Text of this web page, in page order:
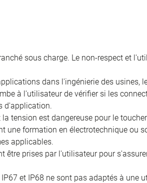
sous charge. Le non-respect et
dans l'ingénierie des usines,
à l'utilisateur de vérifier si les
d'application.
tension est dangereuse pour le
une formation en électrotechnique ou
applicables.
être prises par l'utilisateur pour
et IP68 ne sont pas adaptés à une